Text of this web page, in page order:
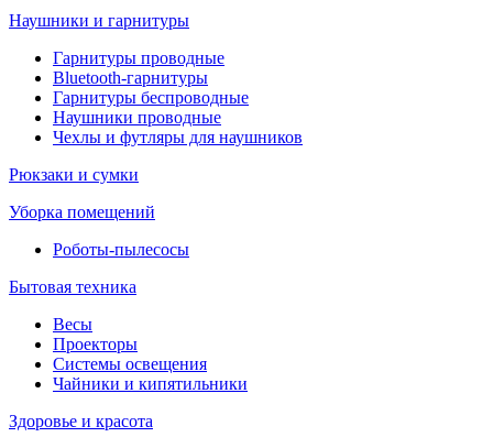
Наушники и гарнитуры
Гарнитуры проводные
Bluetooth-гарнитуры
Гарнитуры беспроводные
Наушники проводные
Чехлы и футляры для наушников
Рюкзаки и сумки
Уборка помещений
Роботы-пылесосы
Бытовая техника
Весы
Проекторы
Системы освещения
Чайники и кипятильники
Здоровье и красота